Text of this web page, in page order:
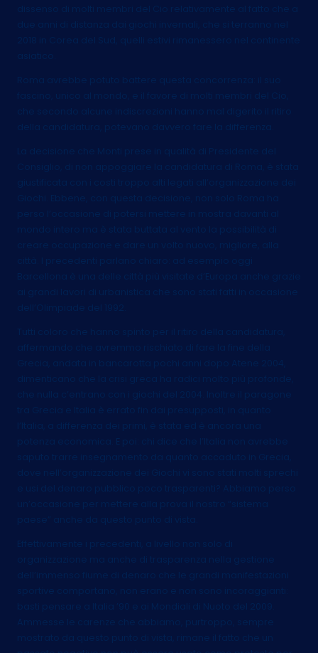
dissenso di molti membri del Cio relativamente al fatto che a
due anni di distanza dai giochi invernali, che si terranno nel
2018 in Corea del Sud, quelli estivi rimanessero nel continente
asiatico.
Roma avrebbe potuto battere questa concorrenza: il suo
fascino, unico al mondo, e il favore di molti membri del Cio,
che secondo alcune indiscrezioni hanno mal digerito il ritiro
della candidatura, potevano davvero fare la differenza.
La decisione che Monti prese in qualità di Presidente del
Consiglio, di non appoggiare la candidatura di Roma, è stata
giustificata con i costi troppo alti legati all’organizzazione dei
Giochi. Ebbene, con questa decisione, non solo Roma ha
perso l’occasione di potersi mettere in mostra davanti al
mondo intero ma è stata buttata al vento la possibilità di
creare occupazione e dare un volto nuovo, migliore, alla
città. I precedenti parlano chiaro: ad esempio oggi
Barcellona è una delle città più visitate d’Europa anche grazie
ai grandi lavori di urbanistica che sono stati fatti in occasione
dell’Olimpiade del 1992.
Tutti coloro che hanno spinto per il ritiro della candidatura,
affermando che avremmo rischiato di fare la fine della
Grecia, andata in bancarotta pochi anni dopo Atene 2004,
dimenticano che la crisi greca ha radici molto più profonde,
che nulla c’entrano con i giochi del 2004. Inoltre il paragone
tra Grecia e Italia è errato fin dai presupposti, in quanto
l’Italia, a differenza dei primi, è stata ed è ancora una
potenza economica. E poi: chi dice che l’Italia non avrebbe
saputo trarre insegnamento da quanto accaduto in Grecia,
dove nell’organizzazione dei Giochi vi sono stati molti sprechi
e usi del denaro pubblico poco trasparenti? Abbiamo perso
un’occasione per mettere alla prova il nostro “sistema
paese” anche da questo punto di vista.
Effettivamente i precedenti, a livello non solo di
organizzazione ma anche di trasparenza nella gestione
dell’immenso fiume di denaro che le grandi manifestazioni
sportive comportano, non erano e non sono incoraggianti:
basti pensare a Italia ’90 e ai Mondiali di Nuoto del 2009.
Ammesse le carenze che abbiamo, purtroppo, sempre
mostrato da questo punto di vista, rimane il fatto che un